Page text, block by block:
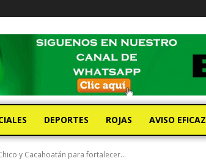
DEPORTES ROJAS AVISO EFICAZ
y Cacahoatán para fortalecer...